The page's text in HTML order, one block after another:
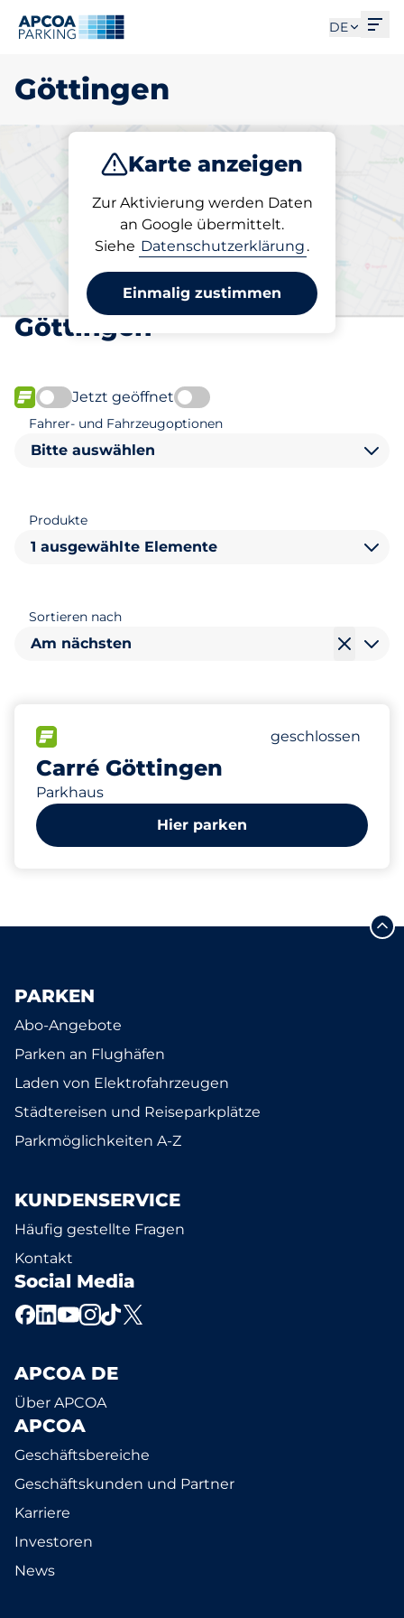
DE
Göttingen
Karte anzeigen
Zur Aktivierung werden Daten
an Google übermittelt.
Siehe Datenschutzerklärung .
Einmalig zustimmen
Parken Abo
Wählen Sie Ihren
abonnierten Stellplatz in
Göttingen
FLOW verfügbar
Jetzt geöffnet
Fahrer- und Fahrzeugoptionen
Bitte auswählen
Produkte
1 ausgewählte Elemente
Sortieren nach
Am nächsten
Carré Göttingen
Parkhaus
Anzahl der
Gesamtplätze
geschlossen
Hier parken
PARKEN
Abo-Angebote
Parken an Flughäfen
Laden von Elektrofahrzeugen
Städtereisen und Reiseparkplätze
Parkmöglichkeiten A-Z
KUNDENSERVICE
Häufig gestellte Fragen
Kontakt
Social Media
APCOA DE
Über APCOA
APCOA
Geschäftsbereiche
Geschäftskunden und Partner
Karriere
Investoren
News